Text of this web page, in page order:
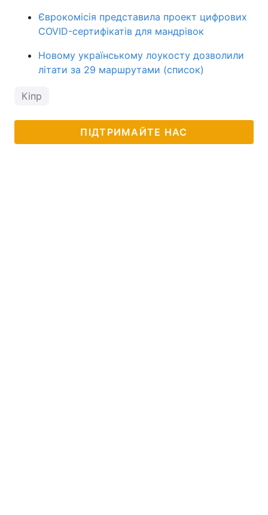
Єврокомісія представила проект цифрових
COVID-сертифікатів для мандрівок
Новому українському лоукосту дозволили
літати за 29 маршрутами (список)
Кіпр
ПІДТРИМАЙТЕ НАС